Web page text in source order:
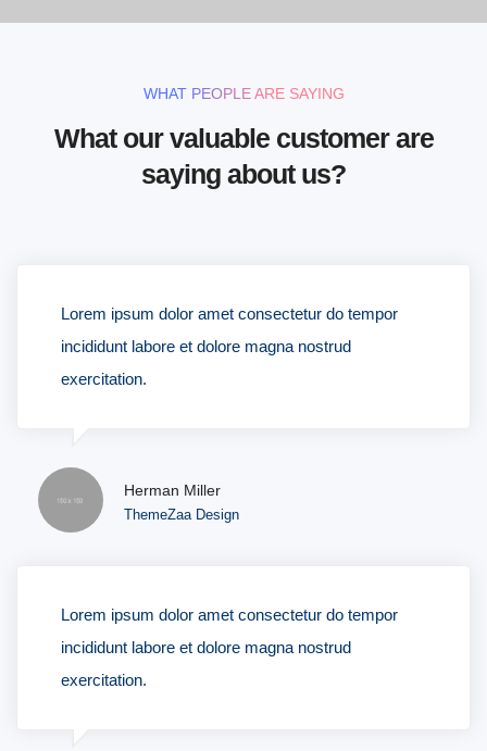
WHAT PEOPLE ARE SAYING
What our valuable customer are
saying about us?
Lorem ipsum dolor amet consectetur do tempor
incididunt labore et dolore magna nostrud
exercitation.
Herman Miller
ThemeZaa Design
Lorem ipsum dolor amet consectetur do tempor
incididunt labore et dolore magna nostrud
exercitation.